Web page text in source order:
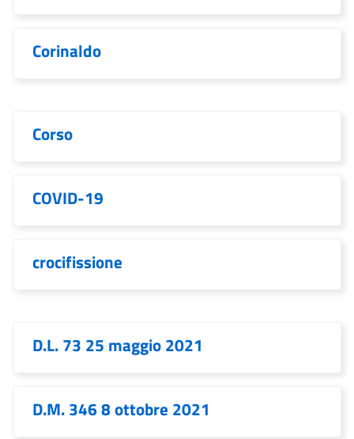
Corinaldo
Corso
COVID-19
crocifissione
D.L. 73 25 maggio 2021
D.M. 346 8 ottobre 2021